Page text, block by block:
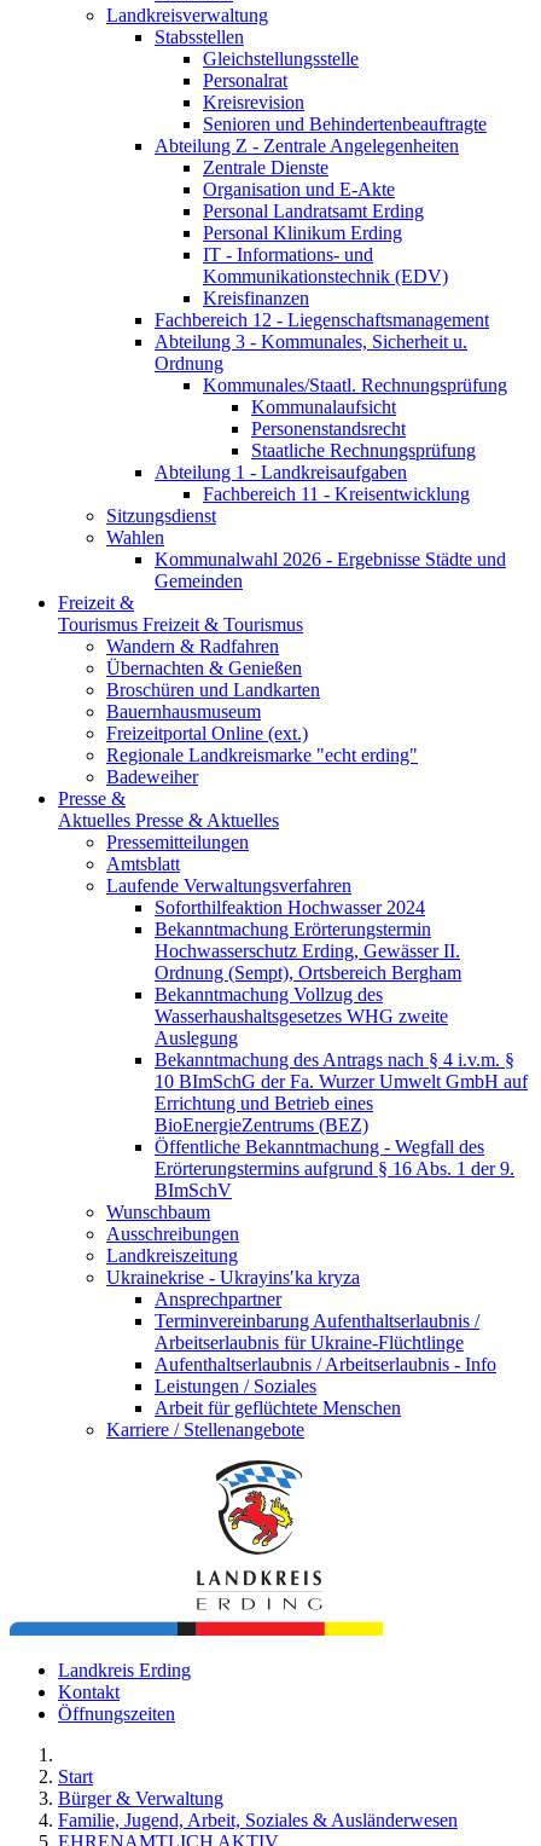
Landkreisverwaltung
Stabsstellen
Gleichstellungsstelle
Personalrat
Kreisrevision
Senioren und Behindertenbeauftragte
Abteilung Z - Zentrale Angelegenheiten
Zentrale Dienste
Organisation und E-Akte
Personal Landratsamt Erding
Personal Klinikum Erding
IT - Informations- und
Kommunikationstechnik (EDV)
Kreisfinanzen
Fachbereich 12 - Liegenschaftsmanagement
Abteilung 3 - Kommunales, Sicherheit u.
Ordnung
Kommunales/Staatl. Rechnungsprüfung
Kommunalaufsicht
Personenstandsrecht
Staatliche Rechnungsprüfung
Abteilung 1 - Landkreisaufgaben
Fachbereich 11 - Kreisentwicklung
Sitzungsdienst
Wahlen
Kommunalwahl 2026 - Ergebnisse Städte und
Gemeinden
Freizeit &
Tourismus Freizeit & Tourismus
Wandern & Radfahren
Übernachten & Genießen
Broschüren und Landkarten
Bauernhausmuseum
Freizeitportal Online (ext.)
Regionale Landkreismarke "echt erding"
Badeweiher
Presse &
Aktuelles Presse & Aktuelles
Pressemitteilungen
Amtsblatt
Laufende Verwaltungsverfahren
Soforthilfeaktion Hochwasser 2024
Bekanntmachung Erörterungstermin
Hochwasserschutz Erding, Gewässer II.
Ordnung (Sempt), Ortsbereich Bergham
Bekanntmachung Vollzug des
Wasserhaushaltsgesetzes WHG zweite
Auslegung
Bekanntmachung des Antrags nach § 4 i.v.m. §
10 BImSchG der Fa. Wurzer Umwelt GmbH auf
Errichtung und Betrieb eines
BioEnergieZentrums (BEZ)
Öffentliche Bekanntmachung - Wegfall des
Erörterungstermins aufgrund § 16 Abs. 1 der 9.
BImSchV
Wunschbaum
Ausschreibungen
Landkreiszeitung
Ukrainekrise - Ukrayinsʹka kryza
Ansprechpartner
Terminvereinbarung Aufenthaltserlaubnis /
Arbeitserlaubnis für Ukraine-Flüchtlinge
Aufenthaltserlaubnis / Arbeitserlaubnis - Info
Leistungen / Soziales
Arbeit für geflüchtete Menschen
Karriere / Stellenangebote
Landkreis Erding
Kontakt
Öffnungszeiten
Start
Bürger & Verwaltung
Familie, Jugend, Arbeit, Soziales & Ausländerwesen
EHRENAMTLICH AKTIV